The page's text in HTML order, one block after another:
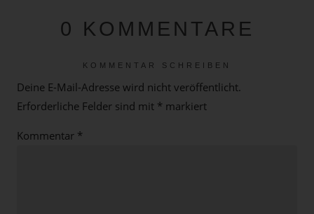
0 KOMMENTARE
KOMMENTAR SCHREIBEN
Deine E-Mail-Adresse wird nicht veröffentlicht.
Erforderliche Felder sind mit * markiert
Kommentar *